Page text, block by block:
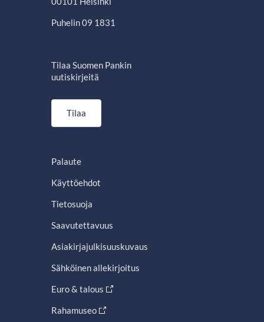
Puhelin 09 1831
Tilaa Suomen Pankin
uutiskirjeitä
Tilaa
Palaute
Käyttöehdot
Tietosuoja
Saavutettavuus
Asiakirjajulkisuuskuvaus
Sähköinen allekirjoitus
Euro & talous
Rahamuseo